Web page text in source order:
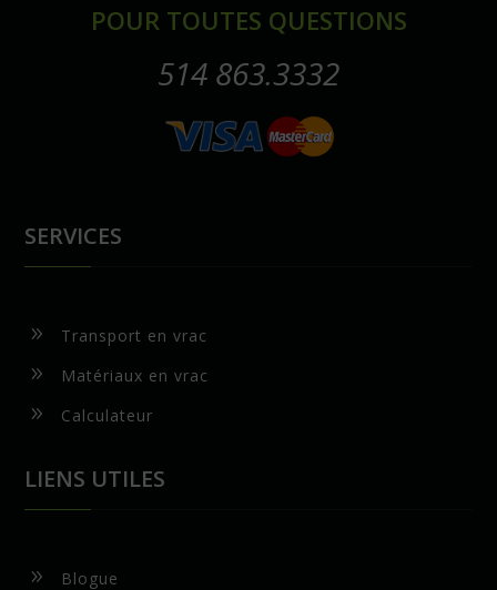
POUR TOUTES QUESTIONS
514 863.3332
SERVICES
9 Transport en vrac
9 Matériaux en vrac
9 Calculateur
LIENS UTILES
9 Blogue